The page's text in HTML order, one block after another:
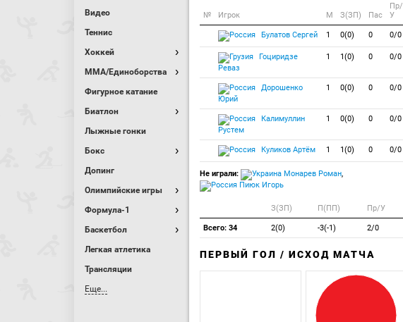
Видео
Теннис
Хоккей
MMA/Единоборства
Фигурное катание
Биатлон
Лыжные гонки
Бокс
Допинг
Олимпийские игры
Формула-1
Баскетбол
Легкая атлетика
Трансляции
Еще...
№ Игрок M З(ЗП) Пас
Пр/
У
Булатов Сергей 1 0(0) 0 0/0
Гоциридзе
Реваз
1 1(0) 0 0/0
Дорошенко
Юрий
1 0(0) 0 0/0
Калимуллин
Рустем
1 0(0) 0 0/0
Куликов Артём 1 1(0) 0 0/0
Не играли: Монарев Роман,
Пиюк Игорь
З(ЗП) П(ПП) Пр/У
Всего: 34 2(0) -3(-1) 2/0
ПЕРВЫЙ ГОЛ / ИСХОД МАТЧА